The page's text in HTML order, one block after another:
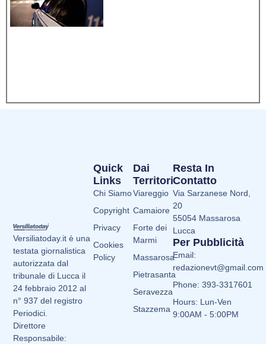
Versiliatoday.it è una
testata giornalistica
autorizzata dal
tribunale di Lucca il
24 febbraio 2012 al
n° 937 del registro
Periodici.
Direttore
Responsabile:
Dai
Territori
Viareggio
Camaiore
Forte dei
Marmi
Massarosa
Pietrasanta
Seravezza
Stazzema
Quick
Links
Chi Siamo
Copyright
Privacy
Cookies
Policy
Resta In
Contatto
Via Sarzanese Nord,
20
55054 Massarosa
Lucca
Per Pubblicità
Email:
redazionevt@gmail.com
Phone: 393-3317601
Hours: Lun-Ven
9:00AM - 5:00PM